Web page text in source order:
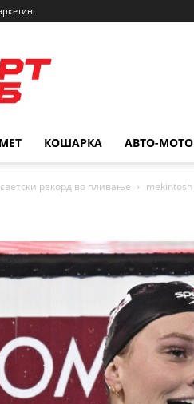
КОШАРКА АВТО-МОТО
рекорд во пливање mekintosh